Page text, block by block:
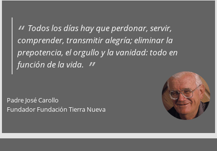
Todos los días hay que perdonar, servir,
comprender, transmitir alegría; eliminar la
prepotencia, el orgullo y la vanidad: todo en
función de la vida.
Padre José Carollo
Fundador Fundación Tierra Nueva